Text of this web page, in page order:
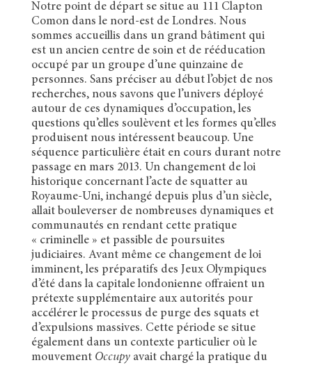
Notre point de départ se situe au 111 Clapton
Comon dans le nord-est de Londres. Nous
sommes accueillis dans un grand bâtiment qui
est un ancien centre de soin et de rééducation
occupé par un groupe d’une quinzaine de
personnes. Sans préciser au début l’objet de nos
recherches, nous savons que l’univers déployé
autour de ces dynamiques d’occupation, les
questions qu’elles soulèvent et les formes qu’elles
produisent nous intéressent beaucoup. Une
séquence particulière était en cours durant notre
passage en mars 2013. Un changement de loi
historique concernant l’acte de squatter au
Royaume-Uni, inchangé depuis plus d’un siècle,
allait bouleverser de nombreuses dynamiques et
communautés en rendant cette pratique
« criminelle » et passible de poursuites
judiciaires. Avant même ce changement de loi
imminent, les préparatifs des Jeux Olympiques
d’été dans la capitale londonienne offraient un
prétexte supplémentaire aux autorités pour
accélérer le processus de purge des squats et
d’expulsions massives. Cette période se situe
également dans un contexte particulier où le
mouvementOccupyavait chargé la pratique du